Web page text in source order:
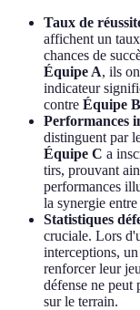
Taux de
affichent un
chances de
Équipe A, ils
indicateur
contre Équipe B
Performances
distinguent par
Équipe C a
tirs, prouvant
performances
la synergie
Statistiques
cruciale. Lors
interceptions,
renforcer leur
défense ne peut
sur le terrain.